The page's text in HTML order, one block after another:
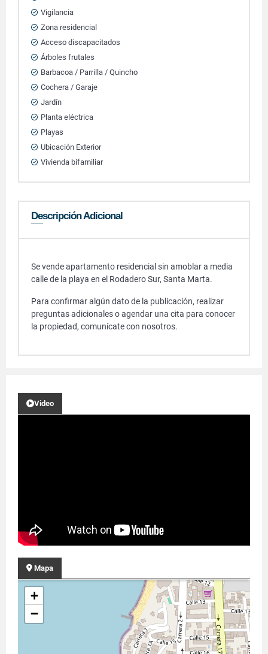
Vigilancia
Zona residencial
Acceso discapacitados
Árboles frutales
Barbacoa / Parrilla / Quincho
Cochera / Garaje
Jardín
Planta eléctrica
Playas
Ubicación Exterior
Vivienda bifamiliar
Descripción Adicional
Se vende apartamento residencial sin amoblar a media
calle de la playa en el Rodadero Sur, Santa Marta.
Para confirmar algún dato de la publicación, realizar
preguntas adicionales o agendar una cita para conocer
la propiedad, comunícate con nosotros.
Video
Mapa
+
−